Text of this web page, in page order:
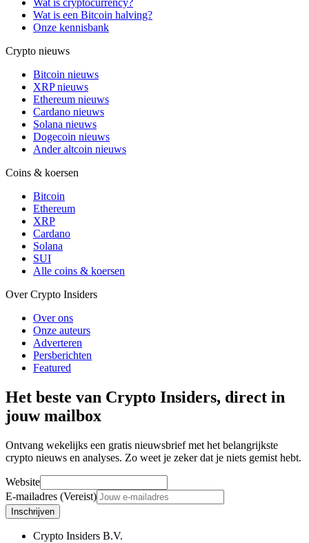
Wat is een Bitcoin halving?
Onze kennisbank
Crypto nieuws
Bitcoin nieuws
XRP nieuws
Ethereum nieuws
Cardano nieuws
Solana nieuws
Dogecoin nieuws
Ander altcoin nieuws
Coins & koersen
Bitcoin
Ethereum
XRP
Cardano
Solana
SUI
Alle coins & koersen
Over Crypto Insiders
Over ons
Onze auteurs
Adverteren
Persberichten
Featured
Het beste van Crypto Insiders, direct in
jouw mailbox
Ontvang wekelijks een gratis nieuwsbrief met het belangrijkste
crypto nieuws en analyses. Zo weet je zeker dat je niets gemist hebt.
Website
E-mailadres (Vereist)
Inschrijven
Crypto Insiders B.V.